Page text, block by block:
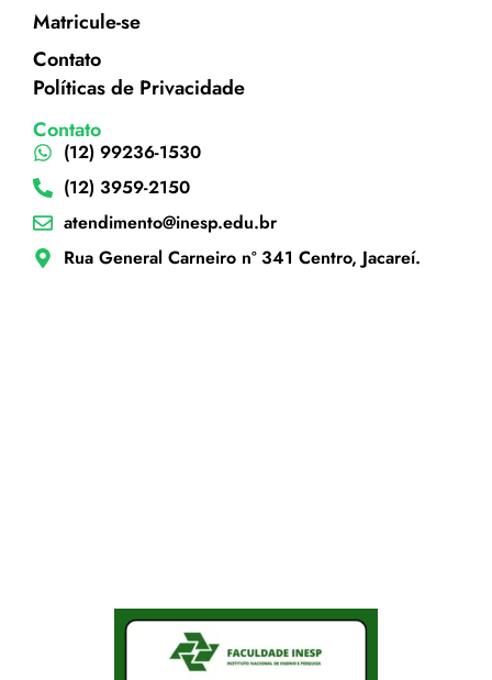
Matricule-se
Contato
Políticas de Privacidade
Contato
(12) 99236-1530
(12) 3959-2150
atendimento@inesp.edu.br
Rua General Carneiro nº 341 Centro, Jacareí.